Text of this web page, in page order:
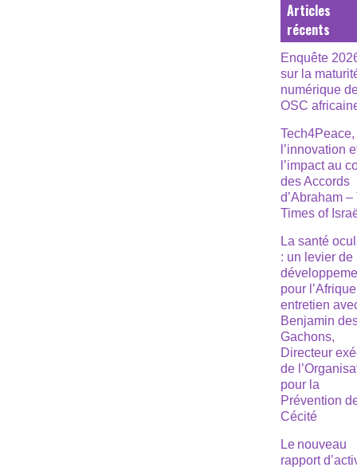
Articles
récents
Enquête
sur la
numérique
OSC
Tech4Peace,
l’innovation
l’impact au
des Accords
d’Abraham –
Times of
La santé
: un levier de
pour
entretien
Benjamin
Gachons,
Directeur
de
pour la
Prévention
Cécité
Le nouveau
rapport